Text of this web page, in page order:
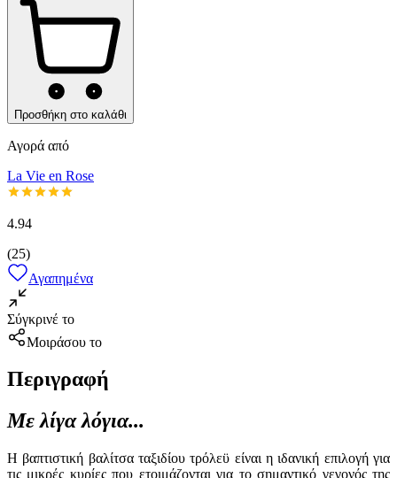
Προσθήκη στο καλάθι
Αγορά από
La Vie en Rose
4.94
(25)
Αγαπημένα
Σύγκρινέ το
Μοιράσου το
Περιγραφή
Με λίγα λόγια...
Η βαπτιστική βαλίτσα ταξιδίου τρόλεϋ είναι η ιδανική επιλογή για
τις μικρές κυρίες που ετοιμάζονται για το σημαντικό γεγονός της